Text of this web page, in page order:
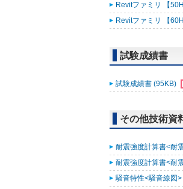
Revitファミリ 【
Revitファミリ 【
試験成績書
試験成績書 (95KB)
その他技術資
耐震強度計算書<耐
耐震強度計算書<耐
騒音特性<騒音線図